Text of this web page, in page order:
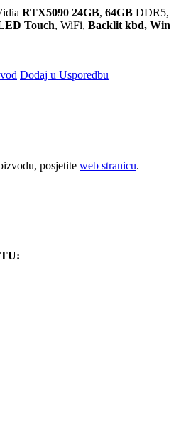
RTX5090 24GB, 64GB DDR5,
Touch, WiFi, Backlit kbd, Win
Dodaj u Usporedbu
posjetite web stranicu.